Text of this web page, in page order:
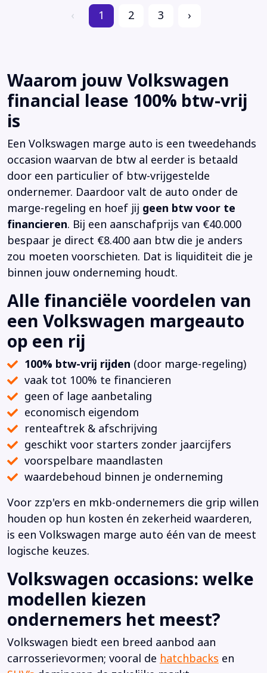
‹ 1 2 3 ›
Waarom jouw Volkswagen
financial lease 100% btw-vrij
is
Een Volkswagen marge auto is een tweedehands
occasion waarvan de btw al eerder is betaald
door een particulier of btw-vrijgestelde
ondernemer. Daardoor valt de auto onder de
marge-regeling en hoef jij geen btw voor te
financieren. Bij een aanschafprijs van €40.000
bespaar je direct €8.400 aan btw die je anders
zou moeten voorschieten. Dat is liquiditeit die je
binnen jouw onderneming houdt.
Alle financiële voordelen van
een Volkswagen margeauto
op een rij
100% btw-vrij rijden (door marge-regeling)
vaak tot 100% te financieren
geen of lage aanbetaling
economisch eigendom
renteaftrek & afschrijving
geschikt voor starters zonder jaarcijfers
voorspelbare maandlasten
waardebehoud binnen je onderneming
Voor zzp'ers en mkb-ondernemers die grip willen
houden op hun kosten én zekerheid waarderen,
is een Volkswagen marge auto één van de meest
logische keuzes.
Volkswagen occasions: welke
modellen kiezen
ondernemers het meest?
Volkswagen biedt een breed aanbod aan
carrosserievormen; vooral de hatchbacks en